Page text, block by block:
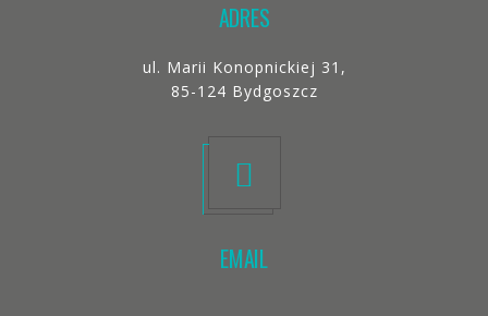
ADRES
ul. Marii Konopnickiej 31,
85-124 Bydgoszcz
EMAIL